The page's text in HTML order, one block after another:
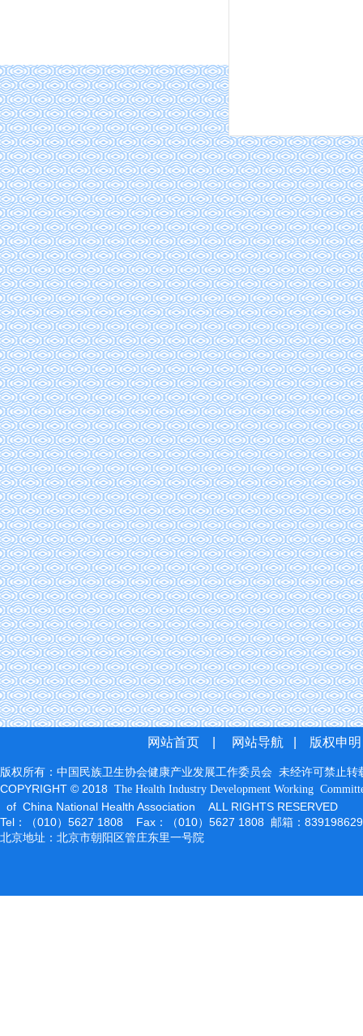
版权所有：中国民族卫生协会健康产业发展工作委员会 未经许可禁止转
COPYRIGHT © 2018 The Health Industry Development Working
of China National Health Association ALL RIGHTS RESERVED
Tel：（010）5627 1808 Fax：（010）5627 1808 邮箱：
北京地址：北京市朝阳区管庄东里一号院
网站首页 网站导航 版权申明